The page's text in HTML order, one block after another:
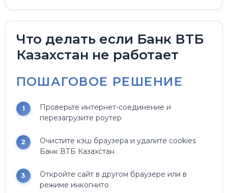
Что делать если Банк ВТБ
Казахстан не работает
ПОШАГОВОЕ РЕШЕНИЕ
Проверьте интернет-соединение и
перезагрузите роутер
Очистите кэш браузера и удалите cookies
Банк ВТБ Казахстан
Откройте сайт в другом браузере или в
режиме инкогнито